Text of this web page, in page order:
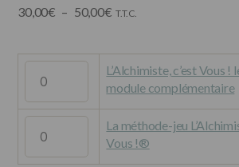
30,00€ – 50,00€Plage
30,00€
à
50,00€
T.T.C.
L’Alchimiste,
c’est
Vous !
le
L’Alchimiste, c’est Vous !
module complémentaire
La
La méthode-jeu
Vous !®